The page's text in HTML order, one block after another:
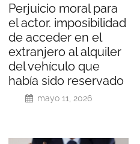
Perjuicio moral para
el actor. imposibilidad
de acceder en el
extranjero al alquiler
del vehículo que
había sido reservado
mayo 11, 2026